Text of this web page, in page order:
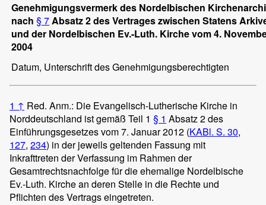
Genehmigungsvermerk des Nordelbischen
nach§ 7Absatz 2des Vertrages zwischen Statens
und der Nordelbischen Ev.-Luth. Kirche vom 4.
2004
Datum, Unterschrift des Genehmigungsberechtigten
1 ↑ Red. Anm.: Die Evangelisch-Lutherische Kirche in
Norddeutschland ist gemäß Teil 1 § 1 Absatz 2 des
Einführungsgesetzes vom 7. Januar 2012 (KABl. S. 30,
127, 234) in der jeweils geltenden Fassung mit
Inkrafttreten der Verfassung im Rahmen der
Gesamtrechtsnachfolge für die ehemalige Nordelbische
Ev.-Luth. Kirche an deren Stelle in die Rechte und
Pflichten des Vertrags eingetreten.